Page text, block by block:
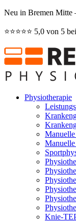
Neu in Bremen Mitte
⭐️⭐️⭐️⭐️⭐️ 5,0 von 5 bei
Physiotherapie
Knie-